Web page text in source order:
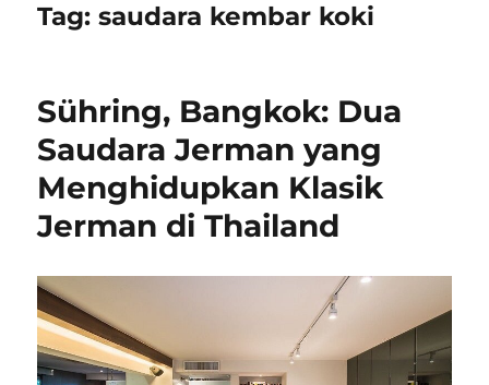
Tag:saudara kembar koki
Sühring, Bangkok: Dua
Saudara Jerman yang
Menghidupkan Klasik
Jerman di Thailand